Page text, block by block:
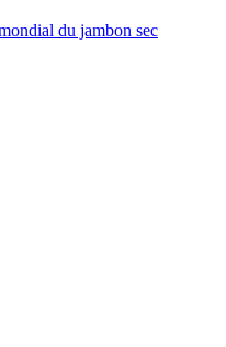
du jambon sec